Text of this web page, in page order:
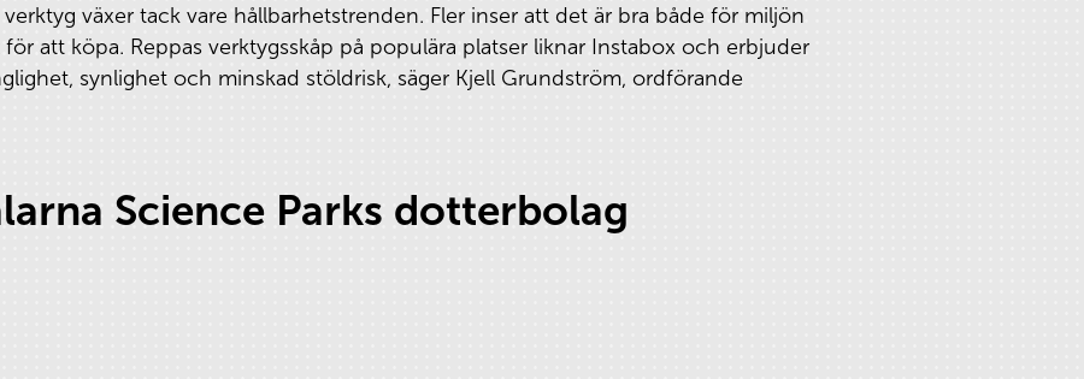
växer tack vare hållbarhetstrenden. Fler inser att det är bra både för miljön
att köpa. Reppas verktygsskåp på populära platser liknar Instabox och erbjuder
synlighet och minskad stöldrisk, säger Kjell Grundström, ordförande
Science Parks dotterbolag